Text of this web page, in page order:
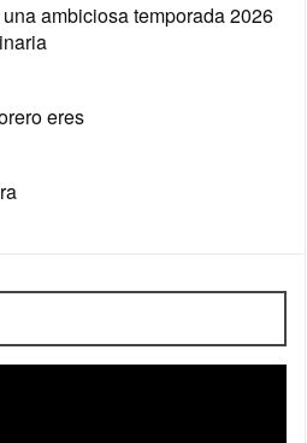
ambiciosa temporada 2026
eres